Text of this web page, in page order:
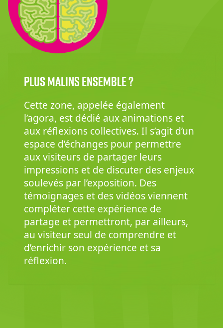
Plus malins ensemble ?
Cette zone, appelée également
l’agora, est dédié aux animations et
aux réflexions collectives. Il s’agit d’un
espace d’échanges pour permettre
aux visiteurs de partager leurs
impressions et de discuter des enjeux
soulevés par l’exposition. Des
témoignages et des vidéos viennent
compléter cette expérience de
partage et permettront, par ailleurs,
au visiteur seul de comprendre et
d’enrichir son expérience et sa
réflexion.